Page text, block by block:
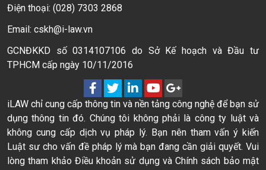
Điện thoại: (028) 7303 2868
Email: cskh@i-law.vn
GCNĐKKD số 0314107106 do Sở Kế hoạch và Đầu tư
TPHCM cấp ngày 10/11/2016
iLAW chỉ cung cấp thông tin và nền tảng công nghệ để bạn sử
dụng thông tin đó. Chúng tôi không phải là công ty luật và
không cung cấp dịch vụ pháp lý. Bạn nên tham vấn ý kiến
Luật sư cho vấn đề pháp lý mà bạn đang cần giải quyết. Vui
lòng tham khảo Điều khoản sử dụng và Chính sách bảo mật